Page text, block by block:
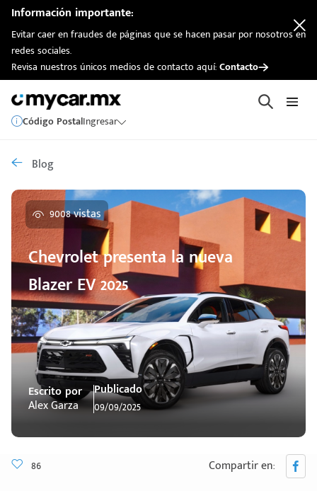
Información importante:
Evitar caer en fraudes de páginas que se hacen pasar por nosotros en
redes sociales.
Revisa nuestros únicos medios de contacto aquí:Contacto
Código PostalIngresar
Blog
9008 vistas
Chevrolet presenta la nueva
Blazer EV 2025
Escrito por
Alex Garza
Publicado
09/09/2025
86 Compartir en: